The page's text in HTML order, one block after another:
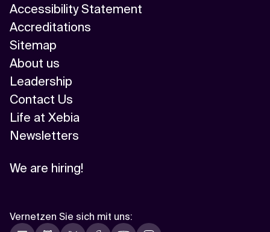
Accessibility Statement
Accreditations
Sitemap
About us
Leadership
Contact Us
Life at Xebia
Newsletters
We are hiring!
Vernetzen Sie sich mit uns: